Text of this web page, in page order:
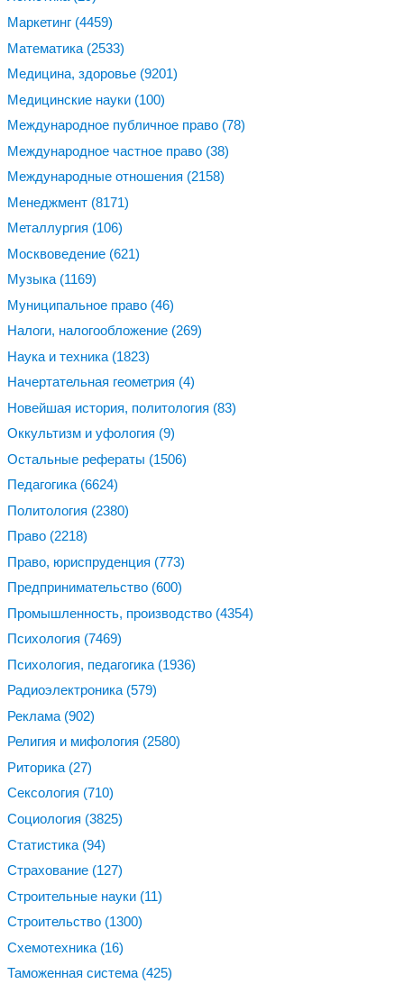
Маркетинг (4459)
Математика (2533)
Медицина, здоровье (9201)
Медицинские науки (100)
Международное публичное право (78)
Международное частное право (38)
Международные отношения (2158)
Менеджмент (8171)
Металлургия (106)
Москвоведение (621)
Музыка (1169)
Муниципальное право (46)
Налоги, налогообложение (269)
Наука и техника (1823)
Начертательная геометрия (4)
Новейшая история, политология (83)
Оккультизм и уфология (9)
Остальные рефераты (1506)
Педагогика (6624)
Политология (2380)
Право (2218)
Право, юриспруденция (773)
Предпринимательство (600)
Промышленность, производство (4354)
Психология (7469)
Психология, педагогика (1936)
Радиоэлектроника (579)
Реклама (902)
Религия и мифология (2580)
Риторика (27)
Сексология (710)
Социология (3825)
Статистика (94)
Страхование (127)
Строительные науки (11)
Строительство (1300)
Схемотехника (16)
Таможенная система (425)